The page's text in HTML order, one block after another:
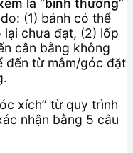
(1) bánh có thể
chưa đạt, (2) lốp
cân bằng không
đến từ mâm/góc đặt
xích” từ quy trình
nhận bằng 5 câu